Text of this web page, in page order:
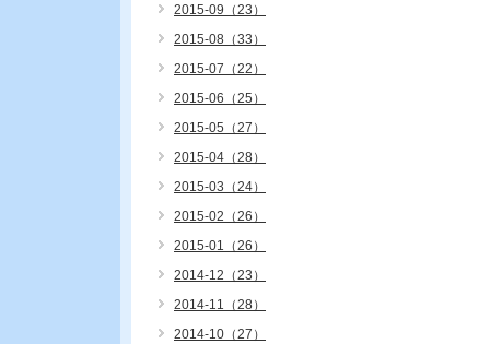
2015-09（23）
2015-08（33）
2015-07（22）
2015-06（25）
2015-05（27）
2015-04（28）
2015-03（24）
2015-02（26）
2015-01（26）
2014-12（23）
2014-11（28）
2014-10（27）